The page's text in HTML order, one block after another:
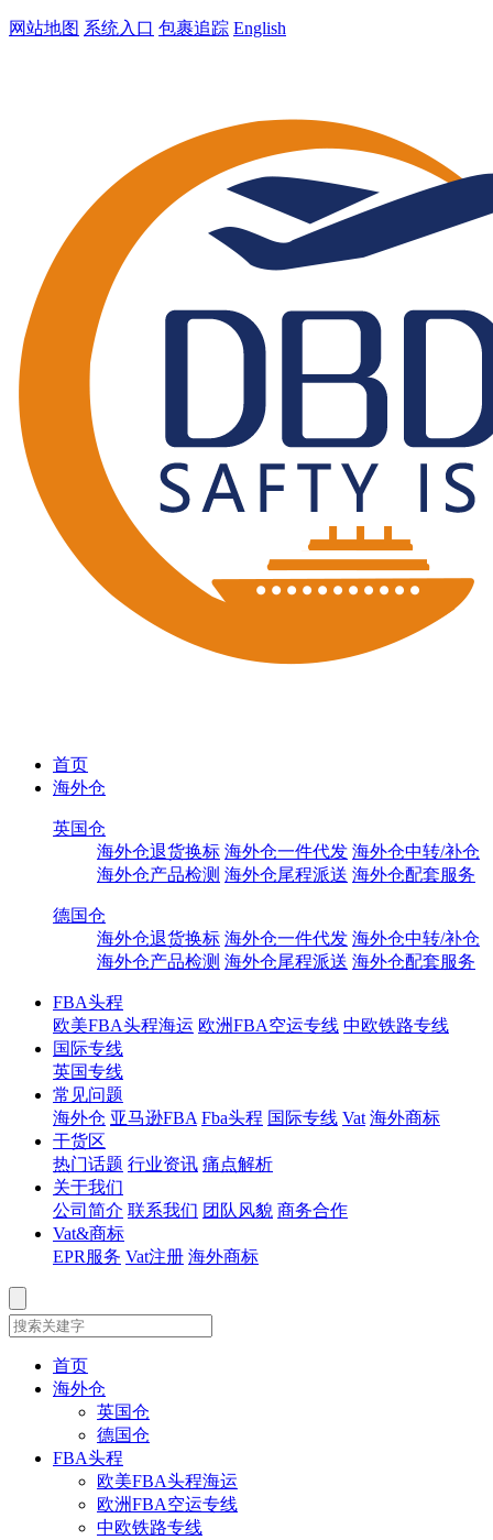
网站地图 系统入口 包裹追踪 English
首页
海外仓
英国仓
海外仓退货换标 海外仓一件代发 海外仓中转/补仓
海外仓产品检测 海外仓尾程派送 海外仓配套服务
德国仓
海外仓退货换标 海外仓一件代发 海外仓中转/补仓
海外仓产品检测 海外仓尾程派送 海外仓配套服务
FBA头程
欧美FBA头程海运 欧洲FBA空运专线 中欧铁路专线
国际专线
英国专线
常见问题
海外仓 亚马逊FBA Fba头程 国际专线 Vat 海外商标
干货区
热门话题 行业资讯 痛点解析
关于我们
公司简介 联系我们 团队风貌 商务合作
Vat&商标
EPR服务 Vat注册 海外商标
首页
海外仓
英国仓
德国仓
FBA头程
欧美FBA头程海运
欧洲FBA空运专线
中欧铁路专线